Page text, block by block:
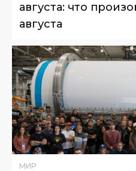
августа: что
августа
МИР